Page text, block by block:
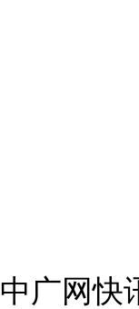
中广网快